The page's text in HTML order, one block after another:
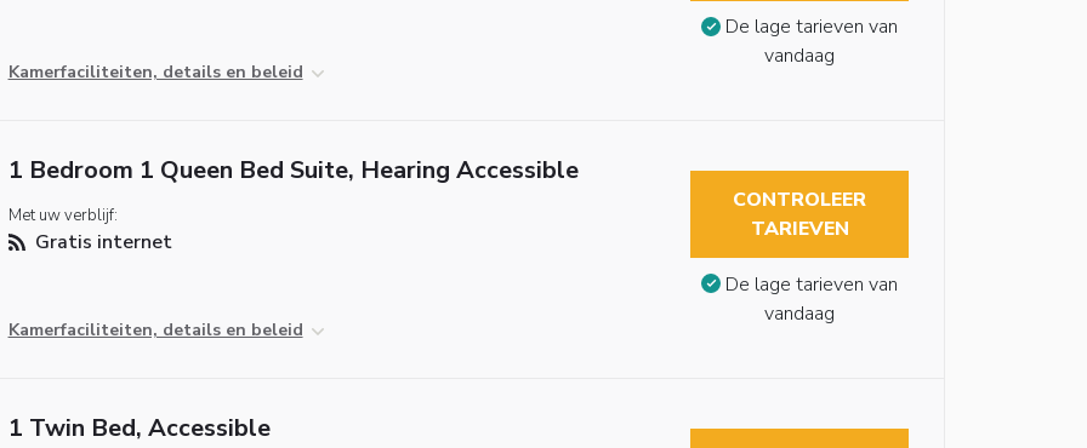
Kamerfaciliteiten, details en beleid
De lage tarieven van
vandaag
1 Bedroom 1 Queen Bed Suite, Hearing Accessible
Met uw verblijf:
Gratis internet
Kamerfaciliteiten, details en beleid
CONTROLEER
TARIEVEN
De lage tarieven van
vandaag
1 Twin Bed, Accessible